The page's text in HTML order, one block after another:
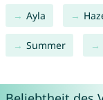
Ayla
Summer